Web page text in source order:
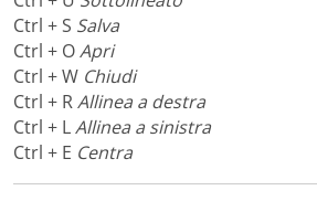
Ctrl + S Salva
Ctrl + OApri
Ctrl + W Chiudi
Ctrl + RAllinea a destra
Ctrl + LAllinea a sinistra
Ctrl + E Centra